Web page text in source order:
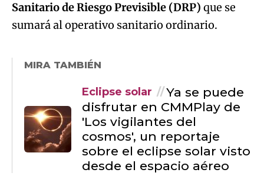
Sanitario de Riesgo Previsible (DRP) que se
sumará al operativo sanitario ordinario.
MIRA TAMBIÉN
Eclipse solar
Ya se puede
disfrutar en CMMPlay de
'Los vigilantes del
cosmos', un reportaje
sobre el eclipse solar visto
desde el espacio aéreo